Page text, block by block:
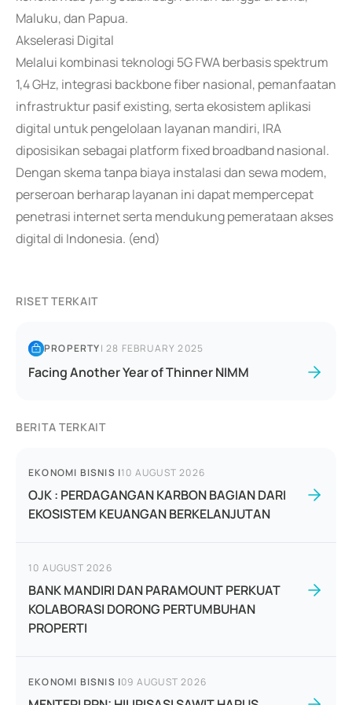
Maluku, dan Papua.
Akselerasi Digital
Melalui kombinasi teknologi 5G FWA berbasis spektrum
1,4 GHz, integrasi backbone fiber nasional, pemanfaatan
infrastruktur pasif existing, serta ekosistem aplikasi
digital untuk pengelolaan layanan mandiri, IRA
diposisikan sebagai platform fixed broadband nasional.
Dengan skema tanpa biaya instalasi dan sewa modem,
perseroan berharap layanan ini dapat mempercepat
penetrasi internet serta mendukung pemerataan akses
digital di Indonesia. (end)
RISET TERKAIT
PROPERTY|28 FEBRUARY 2025
Facing Another Year of Thinner NIMM
BERITA TERKAIT
EKONOMI BISNIS |10 AUGUST 2026
OJK : PERDAGANGAN KARBON BAGIAN DARI
EKOSISTEM KEUANGAN BERKELANJUTAN
10 AUGUST 2026
BANK MANDIRI DAN PARAMOUNT PERKUAT
KOLABORASI DORONG PERTUMBUHAN
PROPERTI
EKONOMI BISNIS |09 AUGUST 2026